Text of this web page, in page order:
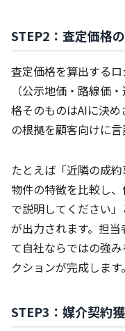
STEP2：査定価格
査定価格を算出する
（公示地価・路線価
格そのものはAIに決
の根拠を顧客向けに言
たとえば「近隣の成
物件の特徴を比較し
で説明してください
が出力されます。担
て自社ならではの強
クションが完成します。
STEP3：媒介契約